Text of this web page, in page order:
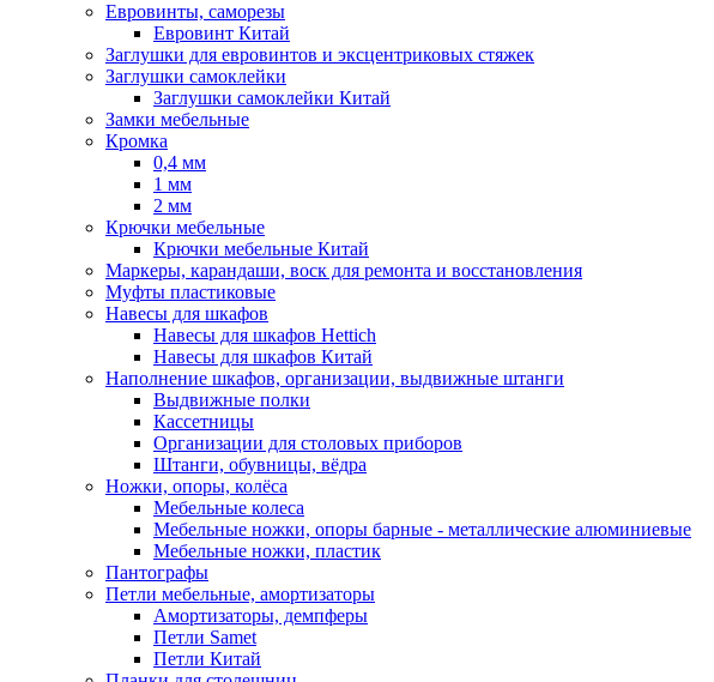
Евровинты, саморезы
Евровинт Китай
Заглушки для евровинтов и эксцентриковых стяжек
Заглушки самоклейки
Заглушки самоклейки Китай
Замки мебельные
Кромка
0,4 мм
1 мм
2 мм
Крючки мебельные
Крючки мебельные Китай
Маркеры, карандаши, воск для ремонта и восстановления
Муфты пластиковые
Навесы для шкафов
Навесы для шкафов Hettich
Навесы для шкафов Китай
Наполнение шкафов, организации, выдвижные штанги
Выдвижные полки
Кассетницы
Организации для столовых приборов
Штанги, обувницы, вёдра
Ножки, опоры, колёса
Мебельные колеса
Мебельные ножки, опоры барные - металлические алюминиевые
Мебельные ножки, пластик
Пантографы
Петли мебельные, амортизаторы
Амортизаторы, демпферы
Петли Samet
Петли Китай